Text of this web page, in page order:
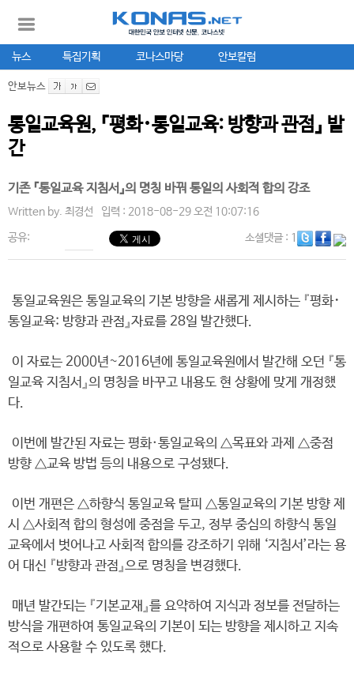
뉴스 특집기획 코나스마당 안보칼럼
안보뉴스
통일교육원, 『평화･통일교육: 방향과 관점』 발
간
기존 『통일교육 지침서』의 명칭 바꿔 통일의 사회적 합의 강조
Written by. 최경선 입력 : 2018-08-29 오전 10:07:16
공유: 소셜댓글: 1
통일교육원은 통일교육의 기본 방향을 새롭게 제시하는 『평화･
통일교육: 방향과 관점』자료를 28일 발간했다.
이 자료는 2000년~2016년에 통일교육원에서 발간해 오던 『통
일교육 지침서』의 명칭을 바꾸고 내용도 현 상황에 맞게 개정했
다.
이번에 발간된 자료는 평화·통일교육의 △목표와 과제 △중점
방향 △교육 방법 등의 내용으로 구성됐다.
이번 개편은 △하향식 통일교육 탈피 △통일교육의 기본 방향 제
시 △사회적 합의 형성에 중점을 두고, 정부 중심의 하향식 통일
교육에서 벗어나고 사회적 합의를 강조하기 위해 ‘지침서’라는 용
어 대신 『방향과 관점』으로 명칭을 변경했다.
매년 발간되는 『기본교재』를 요약하여 지식과 정보를 전달하는
방식을 개편하여 통일교육의 기본이 되는 방향을 제시하고 지속
적으로 사용할 수 있도록 했다.